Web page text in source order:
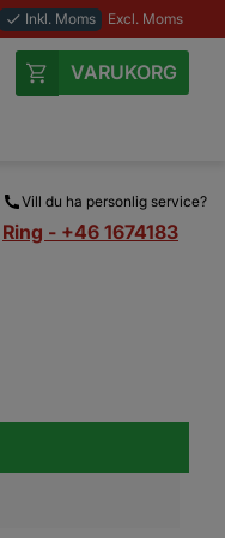
done Inkl. Moms Excl. Moms
Vill du ha personlig service?
Ring - +46 1674183
Favoriter
Kundvagn